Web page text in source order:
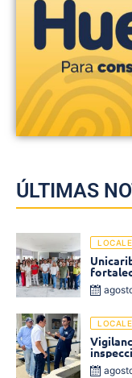
ÚLTIMAS
de